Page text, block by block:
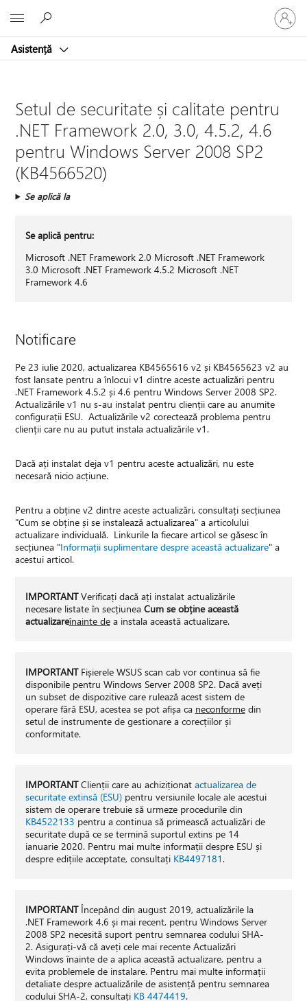
Asistență
vă
la
dvs.
Setul de securitate și calitate pentru
.NET Framework 2.0, 3.0, 4.5.2, 4.6
pentru Windows Server 2008 SP2
(KB4566520)
Se aplică la
Se aplică pentru:
Microsoft .NET Framework 2.0 Microsoft .NET Framework
3.0 Microsoft .NET Framework 4.5.2 Microsoft .NET
Framework 4.6
Notificare
Pe 23 iulie 2020, actualizarea KB4565616 v2 și KB4565623 v2 au
fost lansate pentru a înlocui v1 dintre aceste actualizări pentru
.NET Framework 4.5.2 și 4.6 pentru Windows Server 2008 SP2.
Actualizările v1 nu s-au instalat pentru clienții care au anumite
configurații ESU. Actualizările v2 corectează problema pentru
clienții care nu au putut instala actualizările v1.
Dacă ați instalat deja v1 pentru aceste actualizări, nu este
necesară nicio acțiune.
Pentru a obține v2 dintre aceste actualizări, consultați secțiunea
"Cum se obține și se instalează actualizarea" a articolului
actualizare individuală. Linkurile la fiecare articol se găsesc în
secțiunea "Informații suplimentare despre această actualizare" a
acestui articol.
IMPORTANTVerificați dacă ați instalat actualizările
necesare listate în secțiunea Cum se obține această
actualizareînainte dea instala această actualizare.
IMPORTANTFișierele WSUS scan cab vor continua să fie
disponibile pentru Windows Server 2008 SP2. Dacă aveți
un subset de dispozitive care rulează acest sistem de
operare fără ESU, acestea se pot afișa ca neconformedin
setul de instrumente de gestionare a corecțiilor și
conformitate.
IMPORTANTClienții care au achiziționat actualizarea de
securitate extinsă (ESU)pentru versiunile locale ale acestui
sistem de operare trebuie să urmeze procedurile din
KB4522133 pentru a continua să primească actualizări de
securitate după ce se termină suportul extins pe 14
ianuarie 2020. Pentru mai multe informații despre ESU și
despre edițiile acceptate, consultați KB4497181 .
IMPORTANTÎncepând din august 2019, actualizările la
.NET Framework 4.6 și mai recent, pentru Windows Server
2008 SP2 necesită suport pentru semnarea codului SHA-
2. Asigurați-vă că aveți cele mai recente Actualizări
Windows înainte de a aplica această actualizare, pentru a
evita problemele de instalare. Pentru mai multe informații
detaliate despre actualizările de asistență pentru semnarea
codului SHA-2, consultați KB 4474419.